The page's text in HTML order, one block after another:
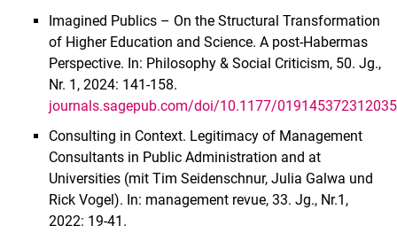
Imagined Publics – On the Structural Transformation
of Higher Education and Science. A post-Habermas
Perspective. In: Philosophy & Social Criticism, 50. Jg.,
Nr. 1, 2024: 141-158.
journals.sagepub.com/doi/10.1177/
Consulting in Context. Legitimacy of Management
Consultants in Public Administration and at
Universities (mit Tim Seidenschnur, Julia Galwa und
Rick Vogel). In: management revue, 33. Jg., Nr.1,
2022: 19-41.